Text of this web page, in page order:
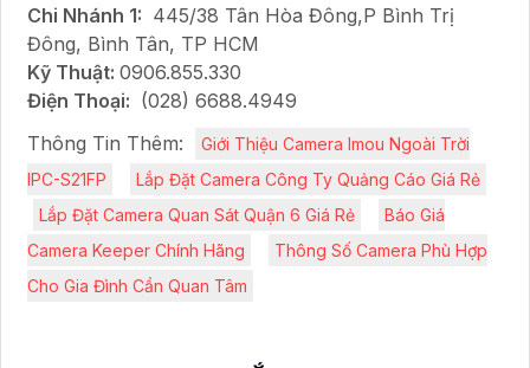
Chi Nhánh 1: 445/38 Tân Hòa Đông,P Bình Trị
Đông, Bình Tân, TP HCM
Kỹ Thuật: 0906.855.330
Điện Thoại: (028) 6688.4949
Thông Tin Thêm:
Giới Thiệu Camera Imou Ngoài Trời
IPC-S21FP
Lắp Đặt Camera Công Ty Quảng Cáo Giá Rẻ
Lắp Đặt Camera Quan Sát Quận 6 Giá Rẻ
Báo Giá
Camera Keeper Chính Hãng
Thông Số Camera Phù Hợp
Cho Gia Đình Cần Quan Tâm